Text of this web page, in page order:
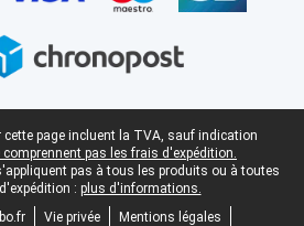
cette page incluent la TVA, sauf indication
comprennent pas les frais d'expédition.
pas à tous les produits ou à toutes
: plus d'informations.
Vie privée
Mentions légales